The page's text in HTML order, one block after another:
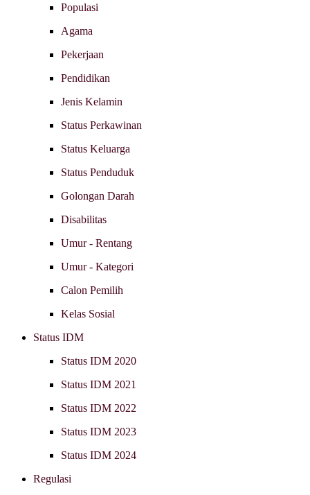
Populasi
Agama
Pekerjaan
Pendidikan
Jenis Kelamin
Status Perkawinan
Status Keluarga
Status Penduduk
Golongan Darah
Disabilitas
Umur - Rentang
Umur - Kategori
Calon Pemilih
Kelas Sosial
Status IDM
Status IDM 2020
Status IDM 2021
Status IDM 2022
Status IDM 2023
Status IDM 2024
Regulasi